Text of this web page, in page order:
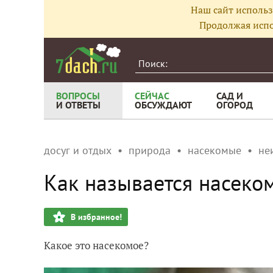
Наш сайт
Продолжая
ВОПРОСЫ
И ОТВЕТЫ
СЕЙЧАС
ОБСУЖДАЮТ
САД И
ОГОРОД
досуг и отдых природа насекомые
Как называется
В избранное!
Какое это насекомое?